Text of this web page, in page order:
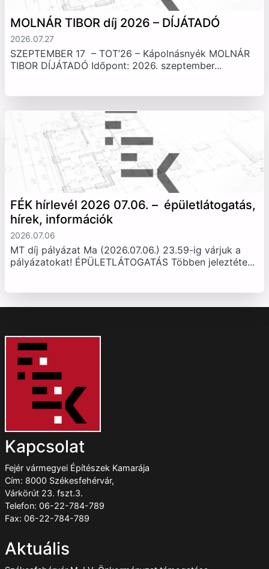
MOLNÁR TIBOR díj 2026 – DÍJÁTADÓ
2026.07.27
SZEPTEMBER 17 – TOT’26 – Kápolnásnyék MOLNÁR
TIBOR DÍJÁTADÓ Időpont: 2026. szeptember...
FÉK hírlevél 2026 07.06. – épületlátogatás,
hírek, információk
2026.07.06
MT díj pályázat Ma (2026.07.06.) 23.59-ig várjuk a
pályázatokat! ÉPÜLETLÁTOGATÁS Többen jeleztéte...
Kapcsolat
Fejér vármegyei Építészek Kamarája
Cím: 8000 Székesfehérvár,
Várkörút 23. fszt.3.
Telefon: 06-22-784-789
Fax: 06-22-784-789
Aktuális